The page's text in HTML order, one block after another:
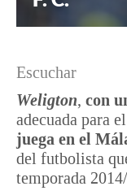
Escuchar
Weligton, con
adecuada para
juega en el
del futbolista
temporada